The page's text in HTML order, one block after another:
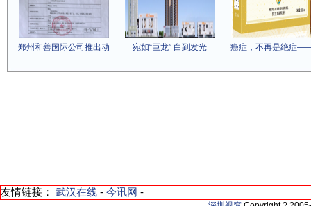
郑州和善国际公司推出动 宛如“巨龙” 白到发光 癌症，不再是绝症
友情链接： 武汉在线 - 今讯网 -